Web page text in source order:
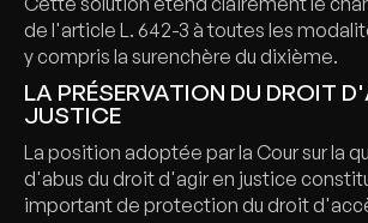
de l'article L. 642-3 à toutes les
y compris la surenchère du dixième.
LA PRÉSERVATION DU DROIT
JUSTICE
La position adoptée par la Cour sur la
d'abus du droit d'agir en justice
important de protection du droit